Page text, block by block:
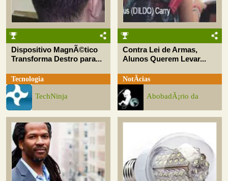
Dispositivo MagnÃ©tico
Transforma Destro para...
Tecnologia
TechNinja
Contra Lei de Armas,
Alunos Querem Levar...
NotÃ­cias
AbobadÃ¡rio da